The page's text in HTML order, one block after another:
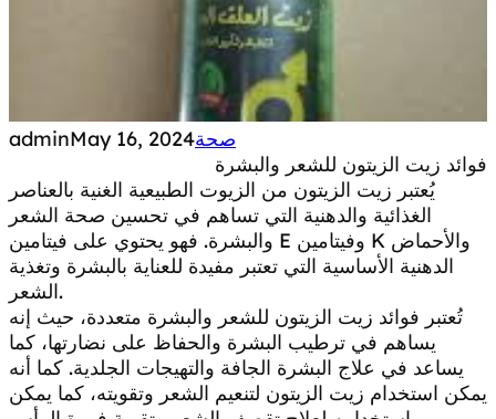
adminMay 16, 2024صحة
فوائد زيت الزيتون للشعر والبشرة
يُعتبر زيت الزيتون من الزيوت الطبيعية الغنية بالعناصر
الغذائية والدهنية التي تساهم في تحسين صحة الشعر
والبشرة. فهو يحتوي على فيتامين E وفيتامين K والأحماض
الدهنية الأساسية التي تعتبر مفيدة للعناية بالبشرة وتغذية
الشعر.
تُعتبر فوائد زيت الزيتون للشعر والبشرة متعددة، حيث إنه
يساهم في ترطيب البشرة والحفاظ على نضارتها، كما
يساعد في علاج البشرة الجافة والتهيجات الجلدية. كما أنه
يمكن استخدام زيت الزيتون لتنعيم الشعر وتقويته، كما يمكن